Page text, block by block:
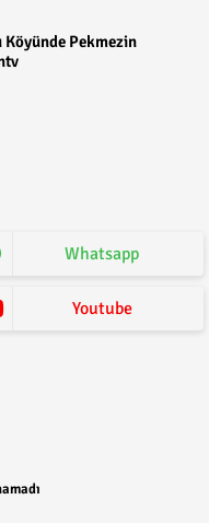
Pekmezin
Whatsapp
Youtube